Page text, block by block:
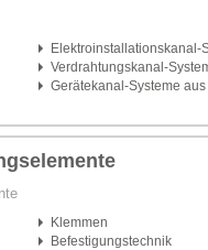
Elektroinstallationskanal-
Verdrahtungskanal-
Gerätekanal-Systeme aus
/
Klemmen
Befestigungstechnik